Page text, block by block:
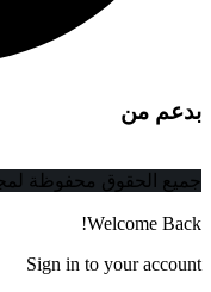
بدعم من
جميع الحقوق محفوظة لمجلة
Welcome Back!
Sign in to your account